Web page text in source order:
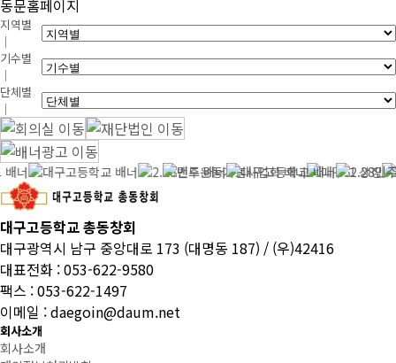
동문홈페이지
지역별
｜
기수별
｜
단체별
｜
대구고등학교 총동창회
대구광역시 남구 중앙대로 173 (대명동 187) / (우)42416
대표전화 : 053-622-9580
팩스 : 053-622-1497
이메일 : daegoin@daum.net
회사소개
회사소개